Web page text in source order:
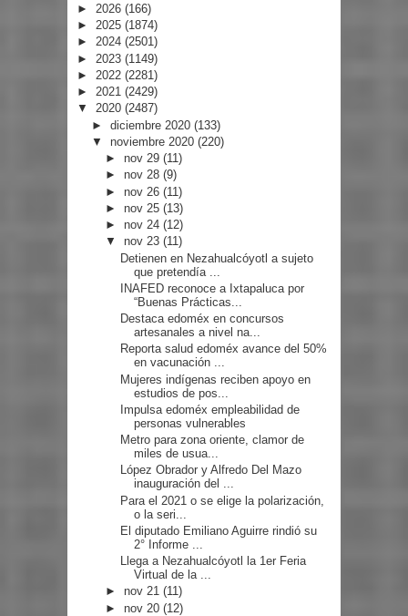
► 2026 (166)
► 2025 (1874)
► 2024 (2501)
► 2023 (1149)
► 2022 (2281)
► 2021 (2429)
▼ 2020 (2487)
► diciembre 2020 (133)
▼ noviembre 2020 (220)
► nov 29(11)
► nov 28(9)
► nov 26(11)
► nov 25(13)
► nov 24(12)
▼ nov 23(11)
Detienen en Nezahualcóyotl a sujeto
que pretendía ...
INAFED reconoce a Ixtapaluca por
“Buenas Prácticas...
Destaca edoméx en concursos
artesanales a nivel na...
Reporta salud edoméx avance del 50%
en vacunación ...
Mujeres indígenas reciben apoyo en
estudios de pos...
Impulsa edoméx empleabilidad de
personas vulnerables
Metro para zona oriente, clamor de
miles de usua...
López Obrador y Alfredo Del Mazo
inauguración del ...
Para el 2021 o se elige la polarización,
o la seri...
El diputado Emiliano Aguirre rindió su
2° Informe ...
Llega a Nezahualcóyotl la 1er Feria
Virtual de la ...
► nov 21(11)
► nov 20(12)